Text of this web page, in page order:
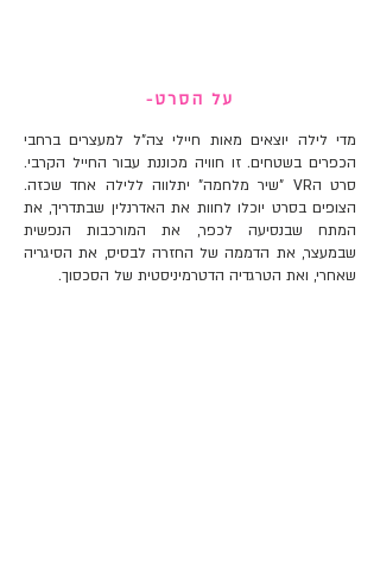
על הסרט-
מדי לילה יוצאים מאות חיילי צה"ל למעצרים ברחבי
הכפרים בשטחים. זו חוויה מכוננת עבור החייל הקרבי.
סרט הVR "שיר מלחמה" יתלווה ללילה אחד שכזה.
הצופים בסרט יוכלו לחוות את האדרנלין שבתדריך, את
המתח שבנסיעה לכפר, את המורכבות הנפשית
שבמעצר, את הדממה של החזרה לבסיס, את הסיגריה
שאחרי, ואת הטרגדיה הדטרמיניסטית של הסכסוך.